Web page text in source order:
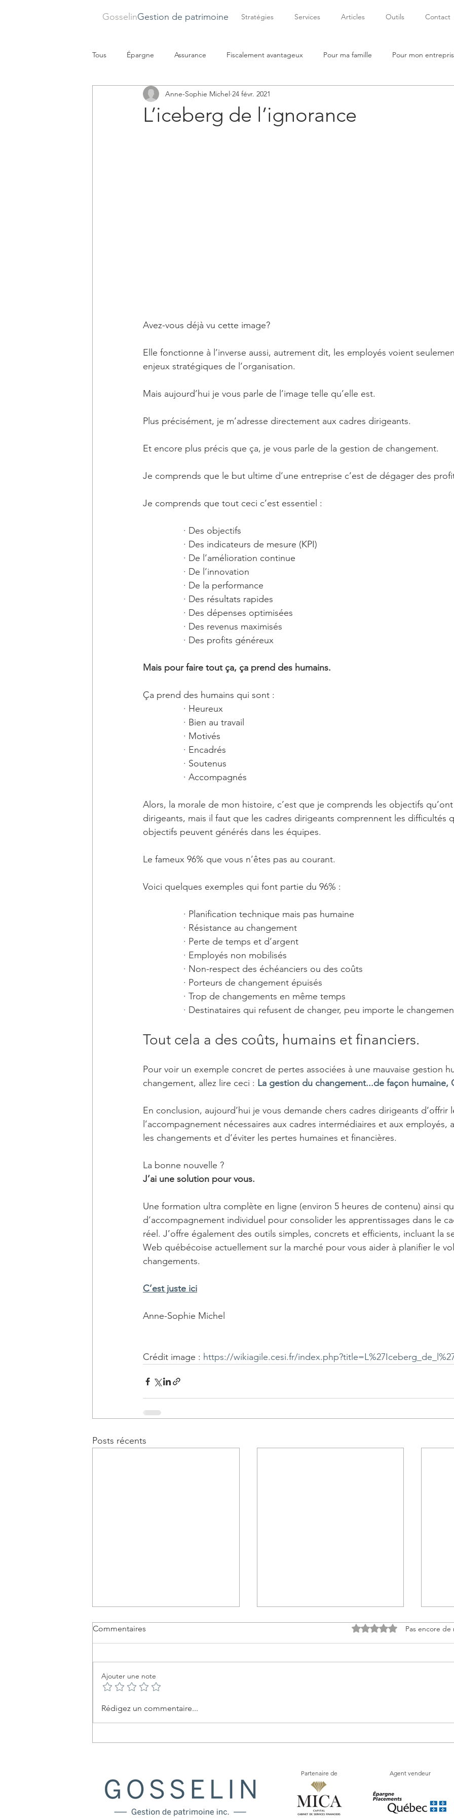
GosselinGestion de patrimoine Stratégies Services Articles Outils Contact
Tous Épargne Assurance Fiscalement avantageux Pour ma famille Pour mon
L’iceberg de l’ignorance
Anne-Sophie Michel 24 févr. 2021
Avez-vous déjà vu cette image?
Elle fonctionne à l’inverse aussi, autrement dit, les employés voient
enjeux stratégiques de l’organisation.
Mais aujourd’hui je vous parle de l’image telle qu’elle est.
Plus précisément, je m’adresse directement aux cadres dirigeants.
Et encore plus précis que ça, je vous parle de la gestion de changement.
Je comprends que le but ultime d’une entreprise c’est de dégager des
Je comprends que tout ceci c’est essentiel :
· Des objectifs
· Des indicateurs de mesure (KPI)
· De l’amélioration continue
· De l’innovation
· De la performance
· Des résultats rapides
· Des dépenses optimisées
· Des revenus maximisés
· Des profits généreux
Mais pour faire tout ça, ça prend des humains.
Ça prend des humains qui sont :
· Heureux
· Bien au travail
· Motivés
· Encadrés
· Soutenus
· Accompagnés
Alors, la morale de mon histoire, c’est que je comprends les objectifs
dirigeants, mais il faut que les cadres dirigeants comprennent les difficultés
objectifs peuvent générés dans les équipes.
Le fameux 96% que vous n’êtes pas au courant.
Voici quelques exemples qui font partie du 96% :
· Planification technique mais pas humaine
· Résistance au changement
· Perte de temps et d’argent
· Employés non mobilisés
· Non-respect des échéanciers ou des coûts
· Porteurs de changement épuisés
· Trop de changements en même temps
· Destinataires qui refusent de changer, peu importe le
Tout cela a des coûts, humains et financiers.
Pour voir un exemple concret de pertes associées à une mauvaise gestion
changement, allez lire ceci : La gestion du changement...de façon humaine,
En conclusion, aujourd’hui je vous demande chers cadres dirigeants
l’accompagnement nécessaires aux cadres intermédiaires et aux employés,
les changements et d’éviter les pertes humaines et financières.
La bonne nouvelle ?
J’ai une solution pour vous.
Une formation ultra complète en ligne (environ 5 heures de contenu) ainsi
d’accompagnement individuel pour consolider les apprentissages dans le
réel. J’offre également des outils simples, concrets et efficients, incluant la
Web québécoise actuellement sur la marché pour vous aider à planifier le
changements.
C’est juste ici
Anne-Sophie Michel
Crédit image : https://wikiagile.cesi.fr/
Posts récents
L'importance de l'assurance
Commentaires Noté 0 étoile sur 5.Pas encore de
Ajouter une note
Rédigez un commentaire...
Partenaire de Agent vendeur